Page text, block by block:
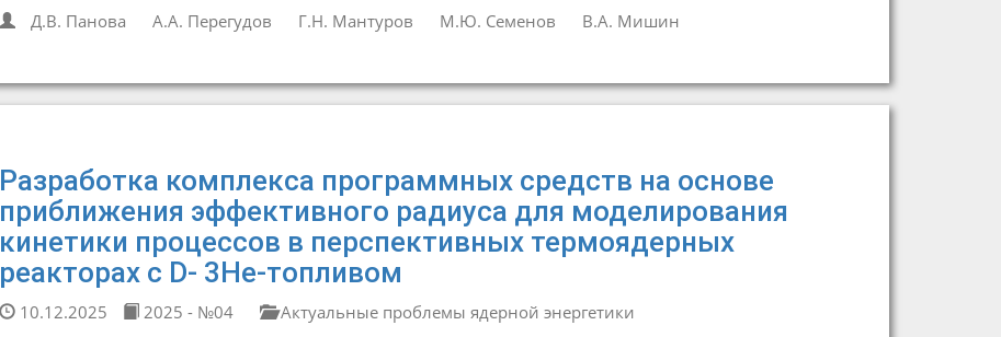
Д.В. Панова
А.А. Перегудов Г.Н. Мантуров М.Ю. Семенов В.А. Мишин
Разработка комплекса программных средств на основе
приближения эффективного радиуса для моделирования
кинетики процессов в перспективных термоядерных
реакторах с D- 3He-топливом
10.12.2025 2025 - №04
Актуальные проблемы ядерной энергетики